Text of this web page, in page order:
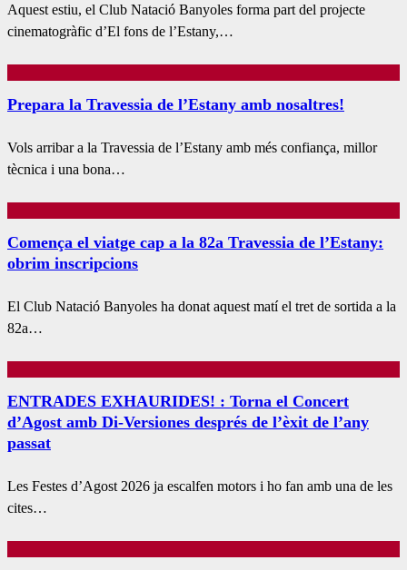
Aquest estiu, el Club Natació Banyoles forma part del projecte
cinematogràfic d’El fons de l’Estany,…
Prepara la Travessia de l’Estany amb nosaltres!
Vols arribar a la Travessia de l’Estany amb més confiança, millor
tècnica i una bona…
Comença el viatge cap a la 82a Travessia de l’Estany:
obrim inscripcions
El Club Natació Banyoles ha donat aquest matí el tret de sortida a la
82a…
ENTRADES EXHAURIDES! : Torna el Concert
d’Agost amb Di-Versiones després de l’èxit de l’any
passat
Les Festes d’Agost 2026 ja escalfen motors i ho fan amb una de les
cites…